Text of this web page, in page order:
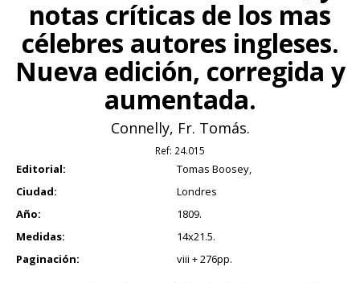
notas críticas de los mas
célebres autores ingleses.
Nueva edición, corregida y
aumentada.
Connelly, Fr. Tomás.
Ref: 24.015
Editorial:
Tomas Boosey,
Ciudad:
Londres
Año:
1809.
Medidas:
14x21.5.
Paginación:
viii + 276pp.